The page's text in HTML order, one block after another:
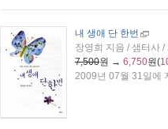
내 생애 단 한번
장영희 지음 / 샘터사 /
7,500원 → 6,750원(
2009년 07월 31일에